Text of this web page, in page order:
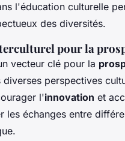
l'éducation culturelle
des diversités.
pour la
vecteur clé pour la
perspectives
l'innovation et
les échanges entre